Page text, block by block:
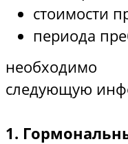
стоимости
периода
необходимо
следующую
1.